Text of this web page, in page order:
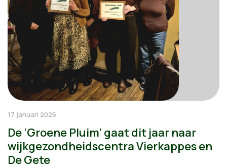
17 januari 2026
De ‘Groene Pluim’ gaat dit jaar naar
wijkgezondheidscentra Vierkappes en
De Gete